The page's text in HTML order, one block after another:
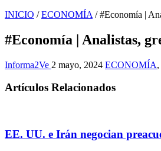
INICIO / ECONOMÍA / #Economía |
#Economía | Analistas,
Informa2Ve 2 mayo, 2024 ECONOMÍA,
Artículos Relacionados
EE. UU. e Irán negocian